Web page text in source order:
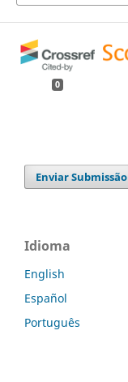
0
Enviar Submissão
Idioma
English
Español
Português